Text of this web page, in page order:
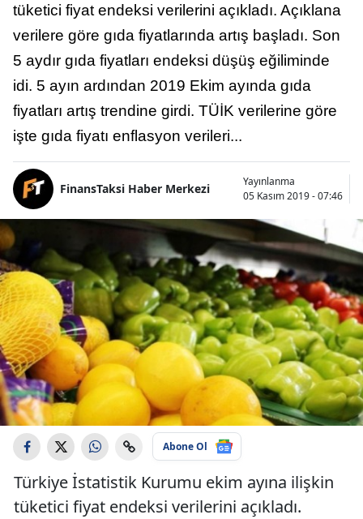
tüketici fiyat endeksi verilerini açıkladı. Açıklana
verilere göre gıda fiyatlarında artış başladı. Son
5 aydır gıda fiyatları endeksi düşüş eğiliminde
idi. 5 ayın ardından 2019 Ekim ayında gıda
fiyatları artış trendine girdi. TÜİK verilerine göre
işte gıda fiyatı enflasyon verileri...
FinansTaksi Haber Merkezi
Yayınlanma
05 Kasım 2019 - 07:46
Abone Ol
Türkiye İstatistik Kurumu ekim ayına ilişkin
tüketici fiyat endeksi verilerini açıkladı.